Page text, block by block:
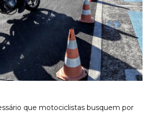
que motociclistas busquem por